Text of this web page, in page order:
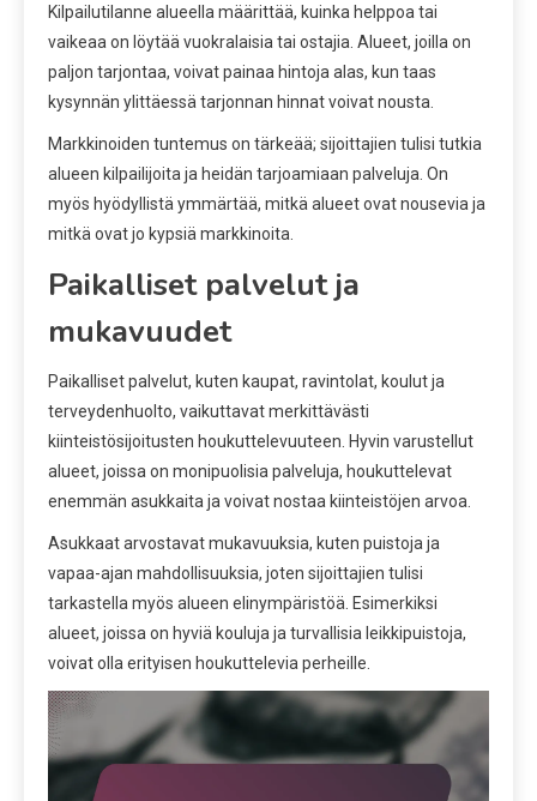
Kilpailutilanne alueella määrittää, kuinka helppoa tai
vaikeaa on löytää vuokralaisia tai ostajia. Alueet, joilla on
paljon tarjontaa, voivat painaa hintoja alas, kun taas
kysynnän ylittäessä tarjonnan hinnat voivat nousta.
Markkinoiden tuntemus on tärkeää; sijoittajien tulisi tutkia
alueen kilpailijoita ja heidän tarjoamiaan palveluja. On
myös hyödyllistä ymmärtää, mitkä alueet ovat nousevia ja
mitkä ovat jo kypsiä markkinoita.
Paikalliset palvelut ja
mukavuudet
Paikalliset palvelut, kuten kaupat, ravintolat, koulut ja
terveydenhuolto, vaikuttavat merkittävästi
kiinteistösijoitusten houkuttelevuuteen. Hyvin varustellut
alueet, joissa on monipuolisia palveluja, houkuttelevat
enemmän asukkaita ja voivat nostaa kiinteistöjen arvoa.
Asukkaat arvostavat mukavuuksia, kuten puistoja ja
vapaa-ajan mahdollisuuksia, joten sijoittajien tulisi
tarkastella myös alueen elinympäristöä. Esimerkiksi
alueet, joissa on hyviä kouluja ja turvallisia leikkipuistoja,
voivat olla erityisen houkuttelevia perheille.